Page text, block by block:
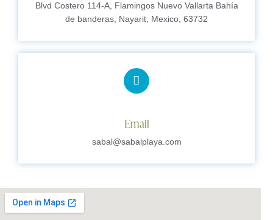
Blvd Costero 114-A, Flamingos Nuevo Vallarta Bahía
de banderas, Nayarit, Mexico, 63732
Email
sabal@sabalplaya.com